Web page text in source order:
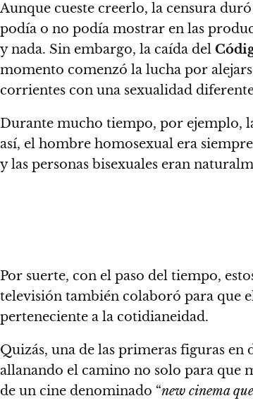
Aunque cueste creerlo, la censura
podía o no podía mostrar en las
y nada. Sin embargo, la caída del
momento comenzó la lucha por
corrientes con una sexualidad
Durante mucho tiempo, por ejemplo,
así, el hombre homosexual era
y las personas bisexuales eran
Por suerte, con el paso del tiempo,
televisión también colaboró para que
perteneciente a la cotidianeidad.
Quizás, una de las primeras figuras en
allanando el camino no solo para que
de un cine denominado “new cinema